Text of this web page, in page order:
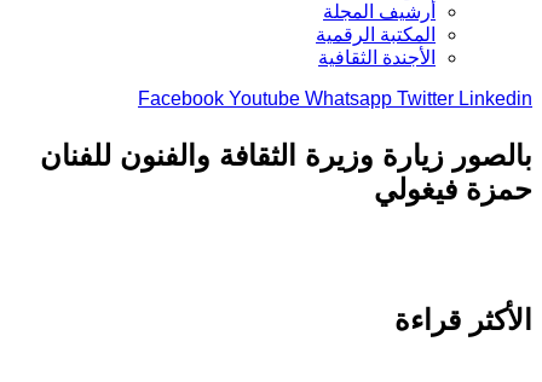
أرشيف المجلة
المكتبة الرقمية
الأجندة الثقافية
Facebook Youtube Whatsapp Twitter
زيارة وزيرة الثقافة والفنون للفنان
فيغولي
قراءة